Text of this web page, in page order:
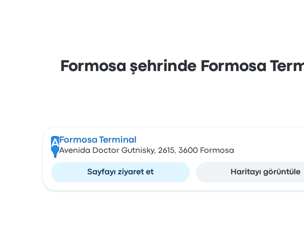
Formosa şehrinde Formosa
A Formosa Terminal
Avenida Doctor Gutnisky, 2615, 3600 Formosa
Sayfayı ziyaret et Haritayı görüntüle